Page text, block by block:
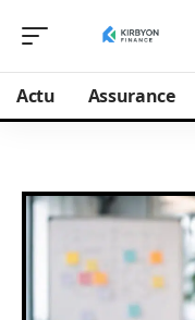
Actu Assurance